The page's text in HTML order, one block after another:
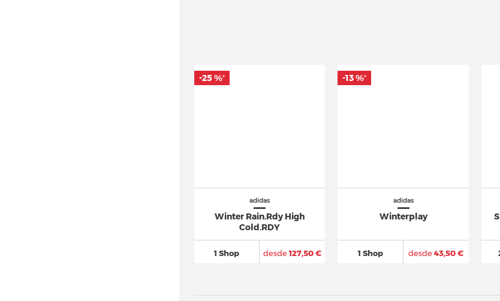
adidas
Winter Rain.Rdy High
Cold.RDY
1 Shop desde127,50 €
-25 %*
adidas
Winterplay
1 Shop desde43,50 €
-13 %*